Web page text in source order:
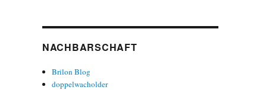
NACHBARSCHAFT
Brilon Blog
doppelwacholder